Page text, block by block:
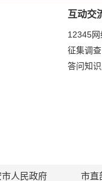
互动交
12345
征集调查
答问知
人民政府 市直